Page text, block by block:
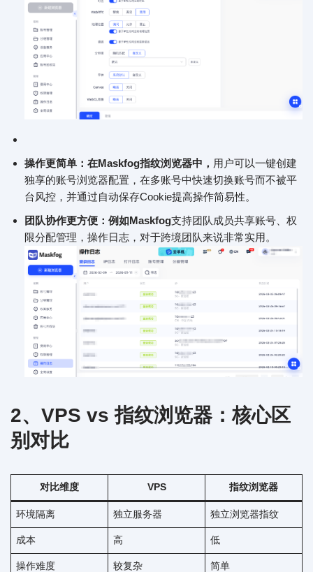
操作更简单：在Maskfog指纹浏览器中， 用户可以一键创建
独享的账号浏览器配置，在多账号中快速切换账号而不被平
台风控，并通过自动保存Cookie提高操作简易性。
团队协作更方便：例如Maskfog支持团队成员共享账号、权
限分配管理，操作日志，对于跨境团队来说非常实用。
2、VPS vs 指纹浏览器：核心区
别对比
对比维度 VPS 指纹浏览器
环境隔离 独立服务器 独立浏览器指纹
成本 高 低
操作难度 较复杂 简单